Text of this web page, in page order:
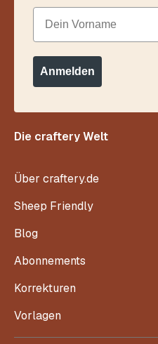
Die craftery Welt
Über craftery.de
Sheep Friendly
Blog
Abonnements
Korrekturen
Vorlagen
Dein Vorname
Anmelden